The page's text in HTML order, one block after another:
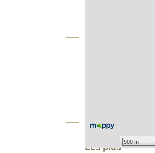
500 m
Équipements
Les plus